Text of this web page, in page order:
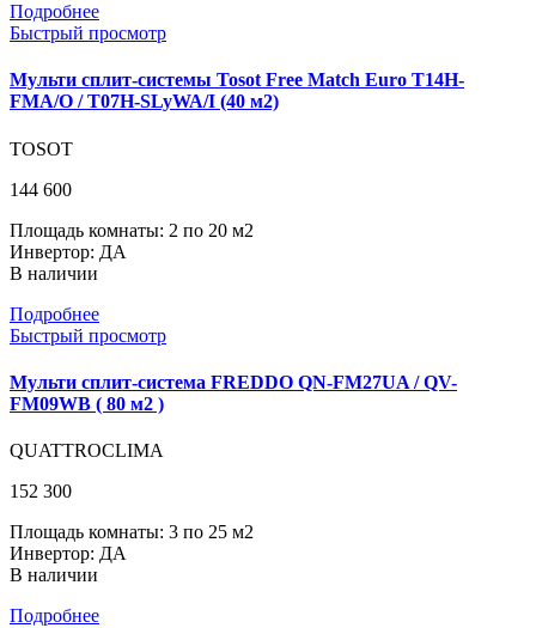
Подробнее
Быстрый просмотр
Мульти сплит-системы Tosot Free Match Euro T14H-
FMA/O / T07H-SLyWA/I (40 м2)
TOSOT
144 600
Площадь комнаты: 2 по 20 м2
Инвертор: ДА
В наличии
Подробнее
Быстрый просмотр
Мульти сплит-система FREDDO QN-FM27UA / QV-
FM09WB ( 80 м2 )
QUATTROCLIMA
152 300
Площадь комнаты: 3 по 25 м2
Инвертор: ДА
В наличии
Подробнее